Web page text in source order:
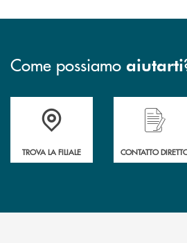
Come possiamo aiutarti
Accedi all' elenco completo delle filiali
TROVA LA FILIALE
Hai bisogno di
CONTATTO